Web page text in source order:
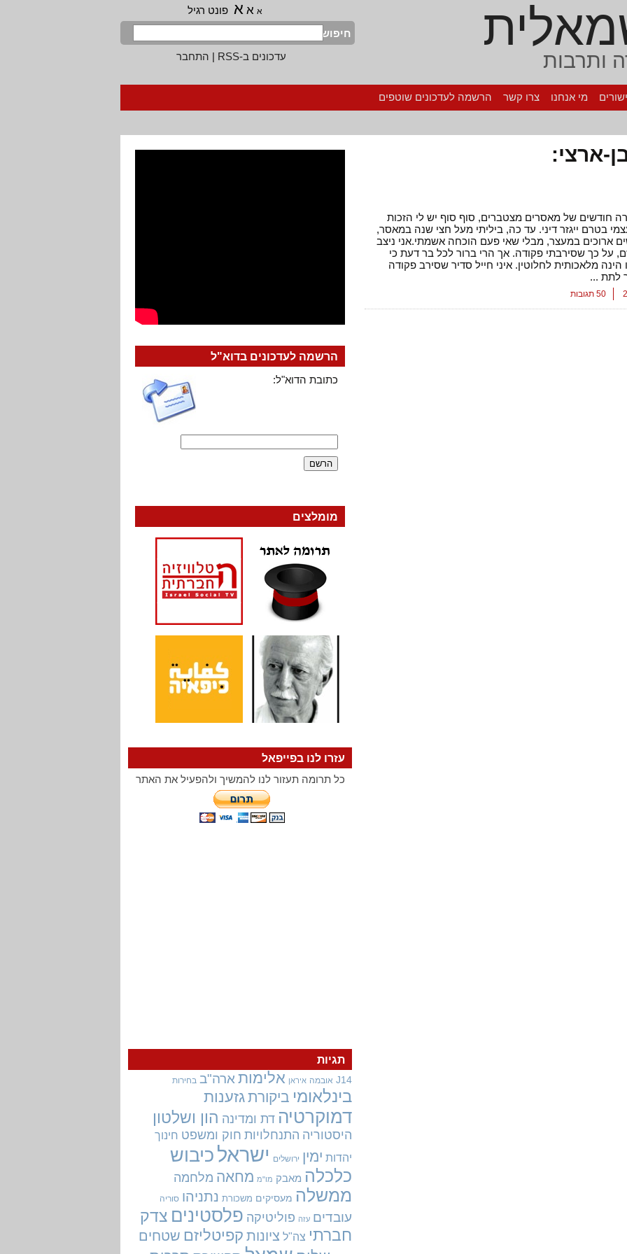
ותרבות
א א א פונט רגיל
חיפוש
עדכונים ב-RSS
| התחבר
מי אנחנו צרו קשר הרשמה לעדכונים שוטפים
ארצי:
חודשים של מאסרים מצטברים, סוף סוף יש לי הזכות
בטרם ייגזר דיני. עד כה, ביליתי מעל חצי שנה במאסר,
ארוכים במעצר, מבלי שאי פעם הוכחה אשמתי.אני ניצב
על כך שסירבתי פקודה. אך הרי ברור לכל בר דעת כי
מלאכותית לחלוטין. איני חייל סדיר שסירב פקודה
לתת ...
50 תגובות
הרשמה לעדכונים בדוא"ל
כתובת הדוא"ל:
מומלצים
עזרו לנו בפייפאל
כל תרומה תעזור לנו להמשיך ולהפעיל את האתר
תגיות
J14 אובמה איראן אלימות ארה"ב בחירות
בינלאומי ביקורתגזענות
דמוקרטיה דת ומדינה הון ושלטון
היסטוריה התנחלויות חוק ומשפט חינוך
יהדות ימין ירושלים ישראל כיבוש
כלכלה מאבק מו"מ מחאה מלחמה
ממשלה מעסיקים משכורת נתניהו סוריה
עובדים עזה פוליטיקה פלסטינים צדק
חברתי צה"ל ציונות קפיטליזם שטחים